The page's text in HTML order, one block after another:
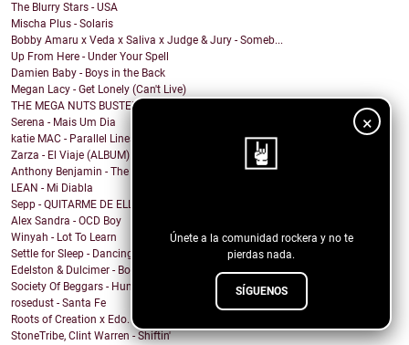
×
Únete a la comunidad rockera y no te
pierdas nada.
SÍGUENOS
The Blurry Stars - USA
Mischa Plus - Solaris
Bobby Amaru x Veda x Saliva x Judge & Jury - Someb...
Up From Here - Under Your Spell
Damien Baby - Boys in the Back
Megan Lacy - Get Lonely (Can't Live)
THE MEGA NUTS BUSTERS - METEORA
Serena - Mais Um Dia
katie MAC - Parallel Lines
Zarza - El Viaje (ALBUM)
Anthony Benjamin - The Only Way Is Love
LEAN - Mi Diabla
Sepp - QUITARME DE ELLA
Alex Sandra - OCD Boy
Winyah - Lot To Learn
Settle for Sleep - Dancing Queen (ABBA Cover)
Edelston & Dulcimer - Bohemian Rhapsody (Queen Co...
Society Of Beggars - Hummingbirds
rosedust - Santa Fe
Roots of Creation x Edo. G x Afroman - Ride or Die...
StoneTribe, Clint Warren - Shiftin'